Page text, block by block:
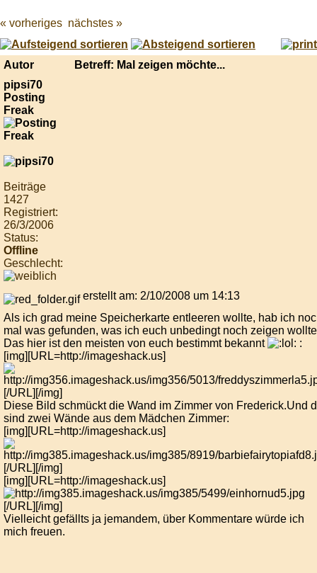
Best
online
live
casino
« vorheriges nächstes »
Autor
Betreff: Mal zeigen möchte...
pipsi70
Posting
Freak
Beiträge
1427
Registriert:
26/3/2006
Status:
Offline
Geschlecht:
erstellt am: 2/10/2008 um 14:13
Als ich grad meine Speicherkarte entleeren wollte, hab ich
mal was gefunden, was ich euch unbedingt noch zeigen
Das hier ist den meisten von euch bestimmt bekannt
:
[img][URL=http://imageshack.us]
[/URL][/img]
Diese Bild schmückt die Wand im Zimmer von Frederick.Und
sind zwei Wände aus dem Mädchen Zimmer:
[img][URL=http://imageshack.us]
[/URL][/img]
[img][URL=http://imageshack.us]
[/URL][/img]
Vielleicht gefällts ja jemandem, über Kommentare würde ich
mich freuen.